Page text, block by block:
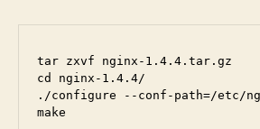
tar zxvf nginx-1.4.4.tar.gz
cd nginx-1.4.4/
./configure --conf-path=/etc/
make